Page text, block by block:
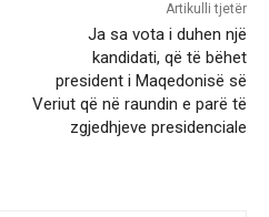
Artikulli tjetër
Ja sa vota i duhen një
kandidati, që të bëhet
president i Maqedonisë së
Veriut që në raundin e parë të
zgjedhjeve presidenciale